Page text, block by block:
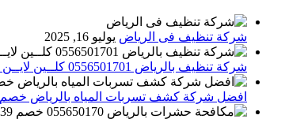
شركة تنظيف فى الرياض يوليو 16, 2025
شركة تنظيف بالرياض 0556501701 كلــين لايــن خصم 39% تنظيف وتعقيم المنازل باحدث الاجهزة
افضل شركة كشف تسربات المياه بالرياض خصم 39% اطلب الان 0556501701‬‏ – تقارير معتمدة